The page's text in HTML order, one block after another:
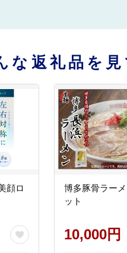
返礼品を見
顔ロ
博多豚骨ラー
ット
10,000円